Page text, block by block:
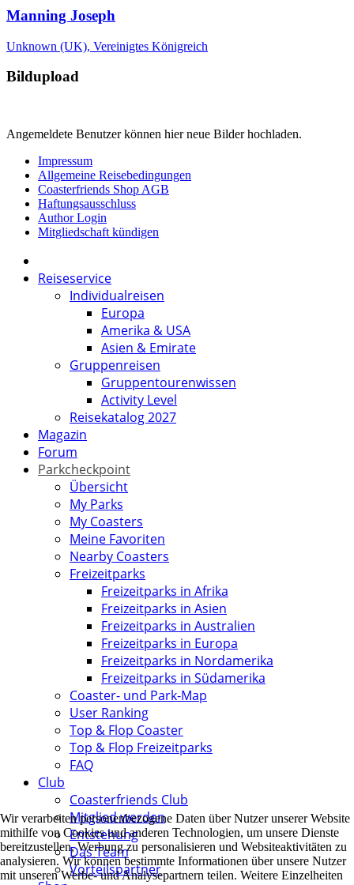
Manning Joseph
Unknown (UK), Vereinigtes Königreich
Bildupload
Angemeldete Benutzer können hier neue Bilder hochladen.
Impressum
Allgemeine Reisebedingungen
Coasterfriends Shop AGB
Haftungsausschluss
Author Login
Mitgliedschaft kündigen
Reiseservice
Individualreisen
Europa
Amerika & USA
Asien & Emirate
Gruppenreisen
Gruppentourenwissen
Activity Level
Reisekatalog 2027
Magazin
Forum
Parkcheckpoint
Übersicht
My Parks
My Coasters
Meine Favoriten
Nearby Coasters
Freizeitparks
Freizeitparks in Afrika
Freizeitparks in Asien
Freizeitparks in Australien
Freizeitparks in Europa
Freizeitparks in Nordamerika
Freizeitparks in Südamerika
Coaster- und Park-Map
User Ranking
Top & Flop Coaster
Top & Flop Freizeitparks
FAQ
Club
Coasterfriends Club
Mitglied werden
Entstehung
Das Team
Vorteilspartner
Wir verarbeiten personenbezogene Daten über Nutzer unserer Website
mithilfe von Cookies und anderen Technologien, um unsere Dienste
bereitzustellen, Werbung zu personalisieren und Websiteaktivitäten zu
analysieren. Wir können bestimmte Informationen über unsere Nutzer
mit unseren Werbe- und Analysepartnern teilen. Weitere Einzelheiten